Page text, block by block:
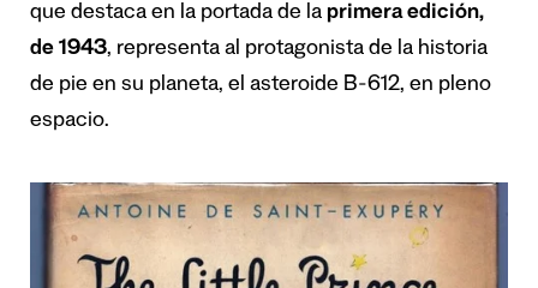
que destaca en la portada de la primera edición,
de 1943, representa al protagonista de la historia
de pie en su planeta, el asteroide B-612, en pleno
espacio.